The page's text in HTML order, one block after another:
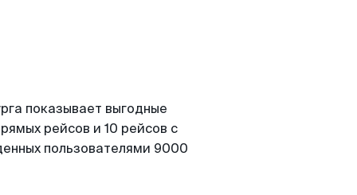
показывает выгодные
рейсов и 10 рейсов с
пользователями 9000